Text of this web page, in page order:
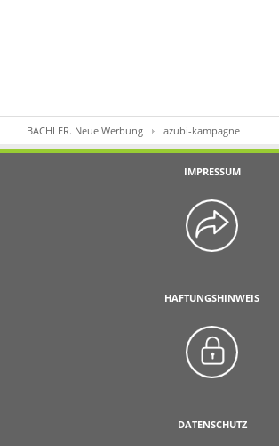
BACHLER. Neue Werbung azubi-kampagne
IMPRESSUM
HAFTUNGSHINWEIS
DATENSCHUTZ